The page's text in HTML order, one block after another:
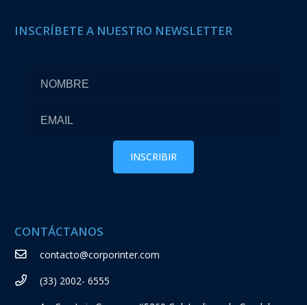
contacto@corporinter.com
Av. San Luis Gonzaga #5260 Col. Jardines de Guadalupe,